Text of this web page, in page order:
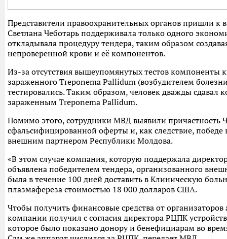
Представители правоохранительных органов пришли к
Светлана Чеботарь поддерживала только одного
откладывала процедуру тендера, таким образом
непроверенной крови и её компонентов.
Из-за отсутствия вышеупомянутых тестов компоненты
зараженного Treponema Pallidum (возбудителем
тестировались. Таким образом, человек дважды сдавал
зараженным Treponema Pallidum.
Помимо этого, сотрудники МВД выявили причастность
сфальсифицированной оферты и, как следствие, победе
внешним партнером Республики Молдова.
«В этом случае компания, которую поддержала
объявлена победителем тендера, организованного
была в течение 100 дней доставить в Клиническую
плазмафереза стоимостью 18 000 долларов США.
Чтобы получить финансовые средства от
компании получил с согласия директора РЦПК
которое было показано донору и бенефициарам во